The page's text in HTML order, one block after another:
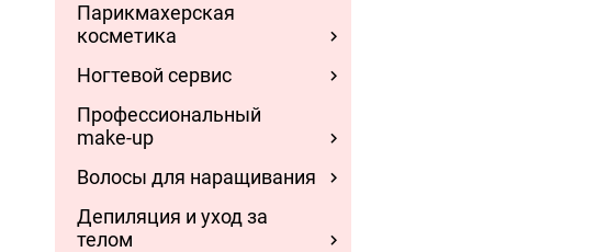
Парикмахерская
косметика
Ногтевой сервис
Профессиональный
make-up
Волосы для наращивания
Депиляция и уход за
телом